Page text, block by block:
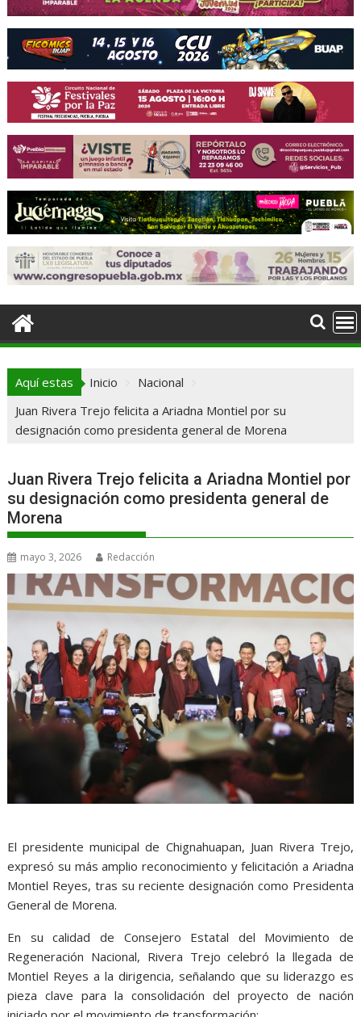
Aquí estas Inicio
Nacional
Juan Rivera Trejo felicita a Ariadna Montiel por su
designación como presidenta general de Morena
Juan Rivera Trejo felicita a Ariadna Montiel por
su designación como presidenta general de
Morena
mayo 3, 2026 Redacción
El presidente municipal de Chignahuapan, Juan Rivera Trejo,
expresó su más amplio reconocimiento y felicitación a Ariadna
Montiel Reyes, tras su reciente designación como Presidenta
General de Morena.
En su calidad de Consejero Estatal del Movimiento de
Regeneración Nacional, Rivera Trejo celebró la llegada de
Montiel Reyes a la dirigencia, señalando que su liderazgo es
pieza clave para la consolidación del proyecto de nación